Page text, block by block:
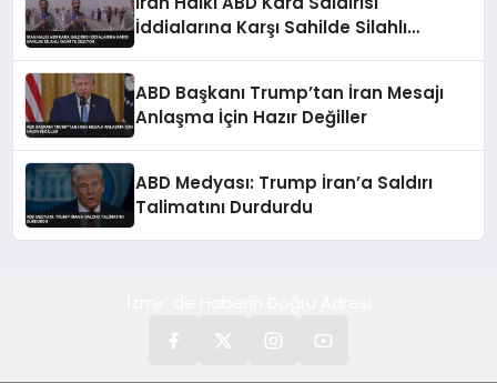
İddialarına Karşı Sahilde Silahlı
ABD Başkanı Trump’tan İran Mesajı
Anlaşma İçin Hazır Değiller
ABD Medyası: Trump İran’a Saldırı
Talimatını Durdurdu